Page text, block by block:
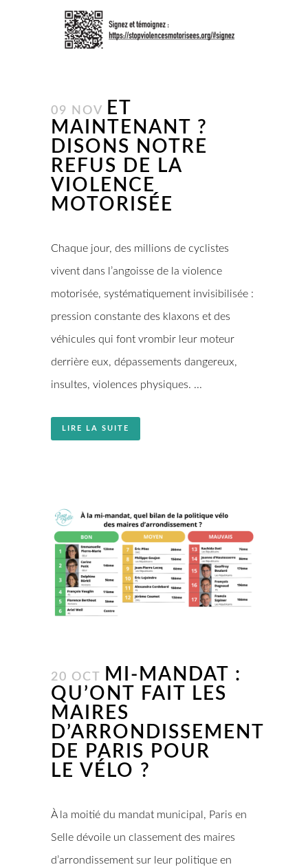
09 NOV
ET
MAINTENANT ?
DISONS NOTRE
REFUS DE LA
VIOLENCE
MOTORISÉE
Chaque jour, des millions de cyclistes
vivent dans l’angoisse de la violence
motorisée, systématiquement invisibilisée :
pression constante des klaxons et des
véhicules qui font vrombir leur moteur
derrière eux, dépassements dangereux,
insultes, violences physiques. ...
LIRE LA SUITE
20 OCT
MI-MANDAT :
QU’ONT FAIT LES
MAIRES
D’ARRONDISSEMENT
DE PARIS POUR
LE VÉLO ?
À la moitié du mandat municipal, Paris en
Selle dévoile un classement des maires
d’arrondissement sur leur politique en